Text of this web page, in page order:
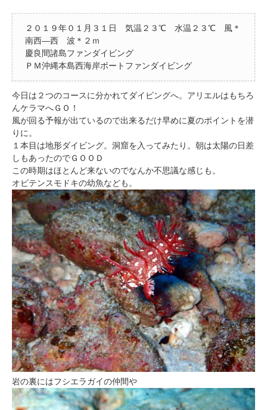
２０１９年０１月３１日 気温２３℃ 水温２３℃ 風＊
南西―西 波＊２ｍ
慶良間諸島ファンダイビング
ＰＭ沖縄本島西海岸ボートファンダイビング
今日は２つのコースに分かれてダイビングへ。アリエルはもちろ
んケラマへＧＯ！
風が回る予報が出ているので出来るだけ早めに夏のポイントを潜
りに。
１本目は地形ダイビング。洞窟を入ってみたり。朝は太陽の日差
しもあったのでＧＯＯＤ
この時期はほとんど来ないのでなんか不思議な感じも。
オビテンスモドキの幼魚なども。
岩の裏にはフシエラガイの仲間や